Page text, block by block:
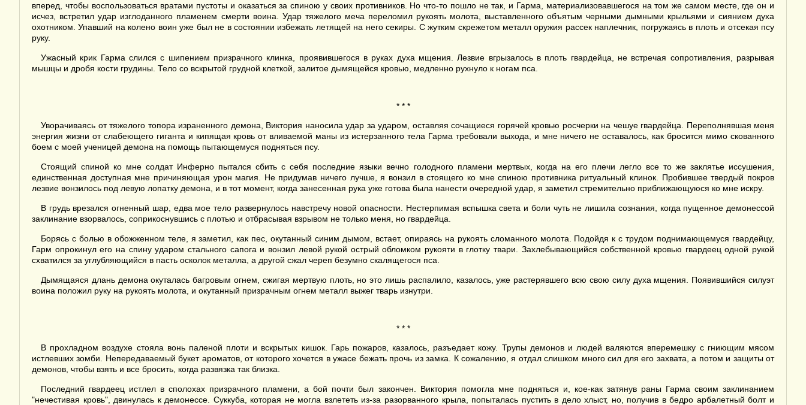
вперед, чтобы воспользоваться вратами пустоты и оказаться за спиною у своих противников. Но что-то пошло не так, и Гарма, материализовавшегося на том же самом месте, где он и
исчез, встретил удар изглоданного пламенем смерти воина. Удар тяжелого меча переломил рукоять молота, выставленного объятым черными дымными крыльями и сиянием духа
охотником. Упавший на колено воин уже был не в состоянии избежать летящей на него секиры. С жутким скрежетом металл оружия рассек наплечник, погружаясь в плоть и отсекая псу
руку.
Ужасный крик Гарма слился с шипением призрачного клинка, проявившегося в руках духа мщения. Лезвие вгрызалось в плоть гвардейца, не встречая сопротивления, разрывая
мышцы и дробя кости грудины. Тело со вскрытой грудной клеткой, залитое дымящейся кровью, медленно рухнуло к ногам пса.
* * *
Уворачиваясь от тяжелого топора израненного демона, Виктория наносила удар за ударом, оставляя сочащиеся горячей кровью росчерки на чешуе гвардейца. Переполнявшая меня
энергия жизни от слабеющего гиганта и кипящая кровь от вливаемой маны из истерзанного тела Гарма требовали выхода, и мне ничего не оставалось, как бросится мимо скованного
боем с моей ученицей демона на помощь пытающемуся подняться псу.
Стоящий спиной ко мне солдат Инферно пытался сбить с себя последние языки вечно голодного пламени мертвых, когда на его плечи легло все то же заклятье иссушения,
единственная доступная мне причиняющая урон магия. Не придумав ничего лучше, я вонзил в стоящего ко мне спиною противника ритуальный клинок. Пробившее твердый покров
лезвие вонзилось под левую лопатку демона, и в тот момент, когда занесенная рука уже готова была нанести очередной удар, я заметил стремительно приближающуюся ко мне искру.
В грудь врезался огненный шар, едва мое тело развернулось навстречу новой опасности. Нестерпимая вспышка света и боли чуть не лишила сознания, когда пущенное демонессой
заклинание взорвалось, соприкоснувшись с плотью и отбрасывая взрывом не только меня, но гвардейца.
Борясь с болью в обожженном теле, я заметил, как пес, окутанный синим дымом, встает, опираясь на рукоять сломанного молота. Подойдя к с трудом поднимающемуся гвардейцу,
Гарм опрокинул его на спину ударом стального сапога и вонзил левой рукой острый обломком рукояти в глотку твари. Захлебывающийся собственной кровью гвардеец одной рукой
схватился за углубляющийся в пасть осколок металла, а другой сжал череп безумно скалящегося пса.
Дымящаяся длань демона окуталась багровым огнем, сжигая мертвую плоть, но это лишь распалило, казалось, уже растерявшего всю свою силу духа мщения. Появившийся силуэт
воина положил руку на рукоять молота, и окутанный призрачным огнем металл выжег тварь изнутри.
* * *
В прохладном воздухе стояла вонь паленой плоти и вскрытых кишок. Гарь пожаров, казалось, разъедает кожу. Трупы демонов и людей валяются вперемешку с гниющим мясом
истлевших зомби. Непередаваемый букет ароматов, от которого хочется в ужасе бежать прочь из замка. К сожалению, я отдал слишком много сил для его захвата, а потом и защиты от
демонов, чтобы взять и все бросить, когда развязка так близка.
Последний гвардеец истлел в сполохах призрачного пламени, а бой почти был закончен. Виктория помогла мне подняться и, кое-как затянув раны Гарма своим заклинанием
"нечестивая кровь", двинулась к демонессе. Суккуба, которая не могла взлететь из-за разорванного крыла, попыталась пустить в дело хлыст, но, получив в бедро арбалетный болт и